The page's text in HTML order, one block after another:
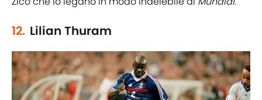
12. Lilian Thuram